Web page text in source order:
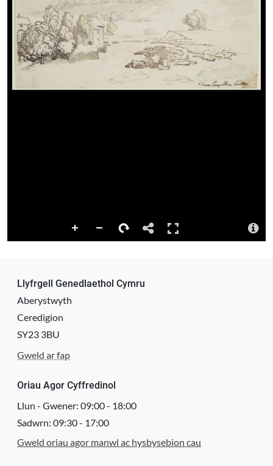
Dolen barhaol
http://hdl.handle.net/10107/4786054
Ystorfa
Digidwyd y cynnwys hwn gan Lyfrgell Genedlaethol Cymru
Disgrifiad
Llyfrgell Genedlaethol Cymru
Aberystwyth
Ceredigion
SY23 3BU
Gweld ar fap
Oriau Agor Cyffredinol
Llun - Gwener: 09:00- 18:00
Sadwrn: 09:30- 17:00
Gweld oriau agor manwl ac hysbysebion cau